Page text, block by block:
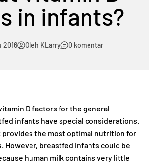
in infants?
2016 Oleh KLarry 0 komentar
D factors for the general
infants have special considerations.
provides the most optimal nutrition for
However, breastfed infants could be
human milk contains very little